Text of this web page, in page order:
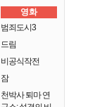
영화
범죄도시3
드림
비공식작전
잠
천박사 퇴마 연